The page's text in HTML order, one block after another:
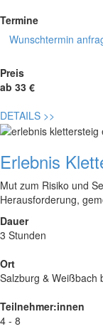
Termine
Wunschtermin
Preis
ab 33 €
DETAILS >>
Erlebnis
Mut zum Risiko und
Herausforderung,
Dauer
3 Stunden
Ort
Salzburg & Weißbach
Teilnehmer:innen
4 - 8